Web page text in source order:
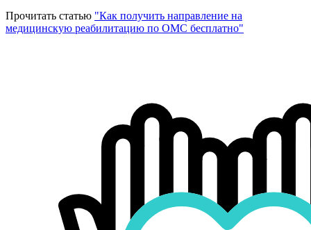
Прочитать статью "Как получить направление на
медицинскую реабилитацию по ОМС бесплатно"